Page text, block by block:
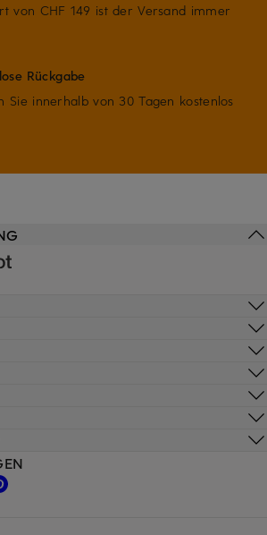
von CHF 149 ist der Versand immer
Rückgabe
Sie innerhalb von 30 Tagen kostenlos